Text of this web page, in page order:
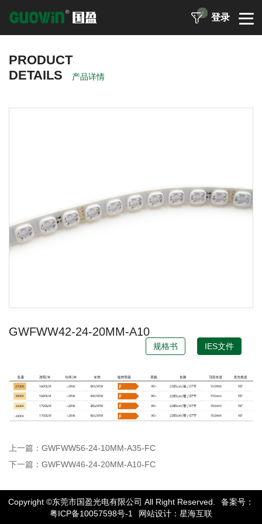
登录
PRODUCT
DETAILS
产品详情
GWFWW42-24-20MM-A10
规格书 IES文件
上一篇：GWFWW56-24-10MM-A35-FC
下一篇：GWFWW46-24-20MM-A10-FC
Copyright ©东莞市国盈光电有限公司 All Right Reserved.
备案号：
粤ICP备10057598号-1
网站设计：星海互联